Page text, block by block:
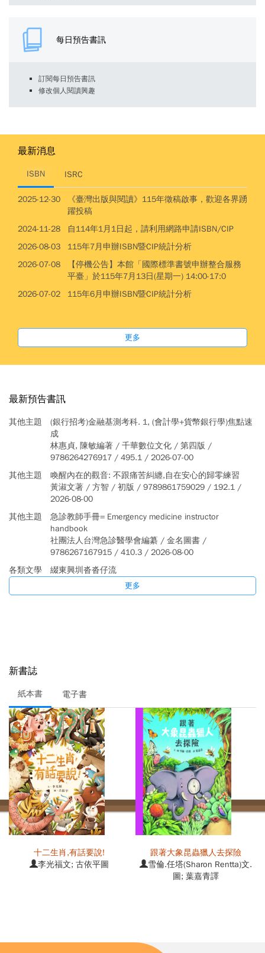
每日預告書訊
訂閱每日預告書訊
修改個人閱讀興趣
最新消息
ISBN ISRC
2025-12-30
《臺灣出版與閱讀》115年徵稿啟事，歡迎各界踴
躍投稿
2024-11-28
自114年1月1日起，請利用網路申請ISBN/CIP
2026-08-03
115年7月申辦ISBN暨CIP統計分析
2026-07-08
【停機公告】本館「國際標準書號申辦整合服務
平臺」於115年7月13日(星期一) 14:00-17:0
2026-07-02
115年6月申辦ISBN暨CIP統計分析
更多
最新預告書訊
其他主題
(銀行招考)金融基測考科. 1, (會計學+貨幣銀行學)焦點速
成
林惠貞, 陳敏編著 / 千華數位文化 / 第四版 /
9786264276917 / 495.1 / 2026-07-00
其他主題
喚醒內在的觀音: 不跟痛苦糾纏,自在安心的歸零練習
黃淑文著 / 方智 / 初版 / 9789861759029 / 192.1 /
2026-08-00
其他主題
急診教師手冊= Emergency medicine instructor
handbook
社團法人台灣急診醫學會編纂 / 金名圖書 /
9786267167915 / 410.3 / 2026-08-00
各類文學
綴東興圳沓沓仔流
陳慶昇繪圖; 蔡淑貞總編輯 / 新竹縣教育局 / 初版 /
9786267407950 / 863.599 / 2026-07-00
更多
新書誌
紙本書 電子書
十二生肖,有話要說!
李光福文; 古依平圖
跟著大象昆蟲獵人去探險
雪倫.任塔(Sharon Rentta)文.
圖; 葉嘉青譯